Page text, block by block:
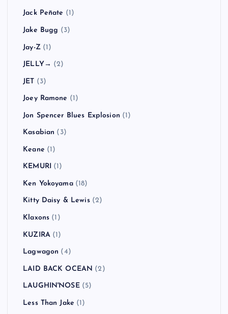
Jack Peñate (1)
Jake Bugg (3)
Jay-Z(1)
JELLY→ (2)
JET (3)
Joey Ramone (1)
Jon Spencer Blues Explosion (1)
Kasabian (3)
Keane (1)
KEMURI (1)
Ken Yokoyama(18)
Kitty Daisy & Lewis(2)
Klaxons (1)
KUZIRA(1)
Lagwagon (4)
LAID BACK OCEAN (2)
LAUGHIN'NOSE(5)
Less Than Jake (1)